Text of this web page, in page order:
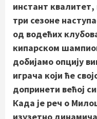
инстант квалитет,
три сезоне
од водећих
кипарском
добијамо опцију
играча који ће
допринети већој
Када је реч о